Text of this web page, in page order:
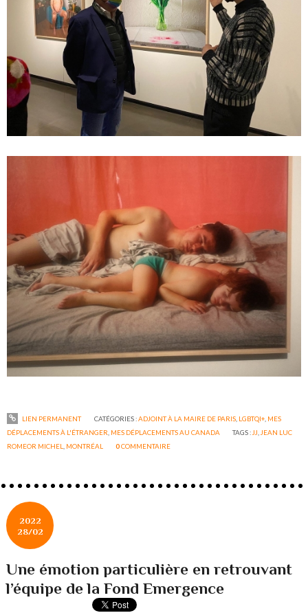
LIEN PERMANENT CATÉGORIES :ADJOINT À LA MAIRE DE PARIS, LGBTQI+, MES
DÉPLACEMENTS À L'ÉTRANGER MES DÉPLACEMENTS AU CANADA TAGS : JJ JEAN LUC
ROMEOR MICHEL
MONTRÉAL 0COMMENTAIRE
2022
28/02
Une émotion particulière en retrouvant
l’équipe de la Fond Emergence